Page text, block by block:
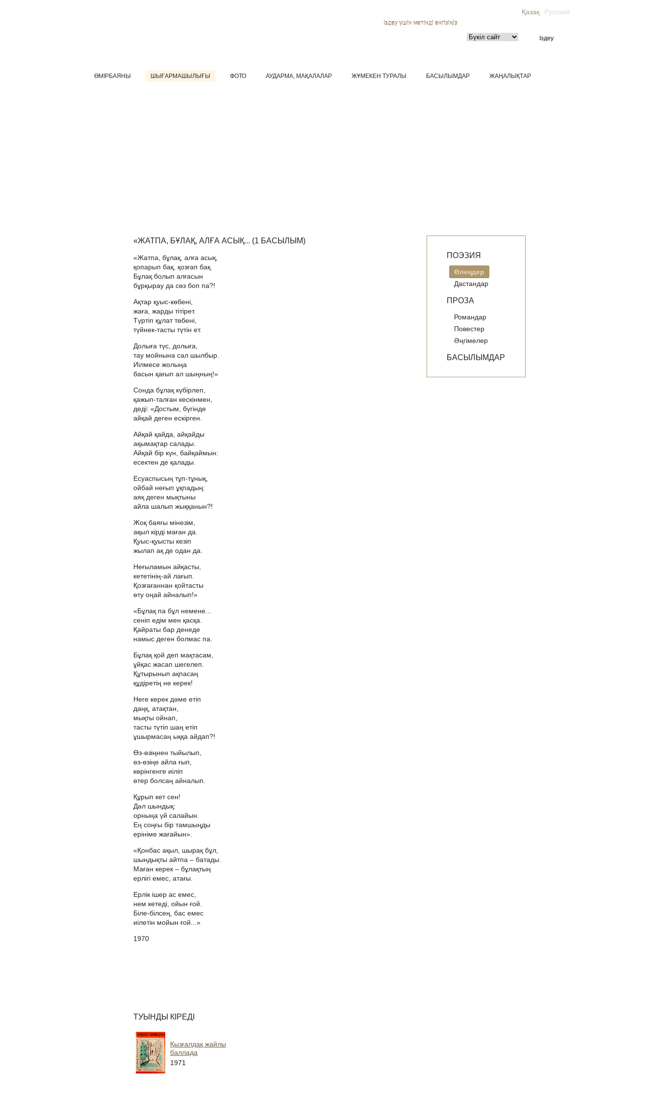
Қазақ Русский
Іздеу үшін мәтінді енгізіңіз
ӨМІРБАЯНЫ ШЫҒАРМАШЫЛЫҒЫ ФОТО АУДАРМА, МАҚАЛАЛАР ЖҰМЕКЕН ТУРАЛЫ БАСЫЛЫМДАР ЖАҢАЛЫҚТАР
ПОЭЗИЯ
Өлеңдер
Дастандар
ПРОЗА
Романдар
Повестер
Әңгімелер
БАСЫЛЫМДАР
«ЖАТПА, БҰЛАҚ, АЛҒА АСЫҚ... (1 БАСЫЛЫМ)
«Жатпа, бұлақ, алға асық,
қопарып бақ, қозғап бақ.
Бұлақ болып алғасын
бұрқырау да сөз боп па?!
Ақтар қуыс-көбені,
жаға, жарды тітірет.
Түртіп құлат төбені,
түйнек-тасты түтін ет.
Долыға түс, долыға,
тау мойнына сал шылбыр.
Иілмесе жолыңа
басын қағып ал шыңның!»
Сонда бұлақ күбірлеп,
қажып-талған кескінмен,
деді: «Достым, бүгінде
айқай деген ескірген.
Айқай қайда, айқайды
ақымақтар салады.
Айқай бір күн, байқаймын:
есектен де қалады.
Есуаспысың тұп-тұнық,
ойбай неғып ұқпадың:
аяқ деген мықтыны
айла шалып жыққанын?!
Жоқ баяғы мінезім,
ақыл кірді маған да.
Қуыс-қуысты кезіп
жылап ақ де одан да.
Неғыламын айқасты,
кететінің-ай лағып.
Қозғағаннан қойтасты
өту оңай айналып!»
«Бұлақ па бұл немене...
сеніп едім мен қасқа.
Қайраты бар денеде
намыс деген болмас па.
Бұлақ қой деп мақтасам,
ұйқас жасап шегелеп.
Құтырынып ақпасаң
құдіретің не керек!
Неге керек дәме етіп
даңқ, атақтан,
мықты ойнап,
тасты түтіп шаң етіп
ұшырмасаң ыққа айдап?!
Өз-өзіңнен тыйылып,
өз-өзіңе айла ғып,
көрінгенге иіліп
өтер болсаң айналып.
Құрып кет сен!
Дәл шындық:
орныңа үй салайын.
Ең соңғы бір тамшыңды
ерініме жағайын».
«Қонбас ақыл, шырақ бұл,
шындықты айтпа – батады.
Маған керек – бұлақтың
ерлігі емес, атағы.
Ерлік ішер ас емес,
нем кетеді, ойын ғой.
Біле-білсең, бас емес
иілетін мойын ғой...»
1970
ТУЫНДЫ КІРЕДІ
Қызғалдақ жайлы
баллада
1971